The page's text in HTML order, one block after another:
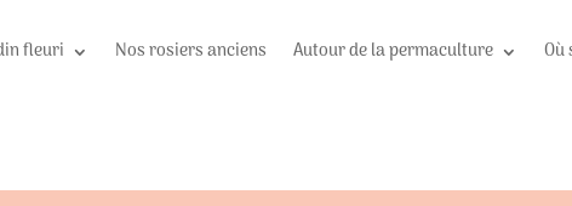
fleuri Nos rosiers anciens Autour de la permaculture Où